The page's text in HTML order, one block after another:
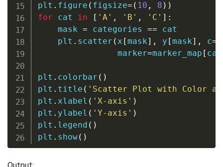
plt . figure ( figsize= ( 10 , 8 ) )
for cat in [ 'A' , 'B' , 'C' ] :
    mask
= categories == cat
    plt
. scatter ( x [mask] , y [mask] , c=
                marker
=marker_map [ cat
plt . colorbar ( )
plt . title ( 'Scatter Plot with Color
plt . xlabel ( 'X-axis' )
plt . ylabel ( 'Y-axis' )
plt . legend ( )
plt . show( )